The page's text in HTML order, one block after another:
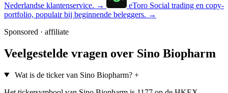
Nederlandse klantenservice. → eToro Social trading en copy-
portfolio, populair bij beginnende beleggers. →
Sponsored · affiliate
Veelgestelde vragen over Sino Biopharm
Wat is de ticker van Sino Biopharm? +